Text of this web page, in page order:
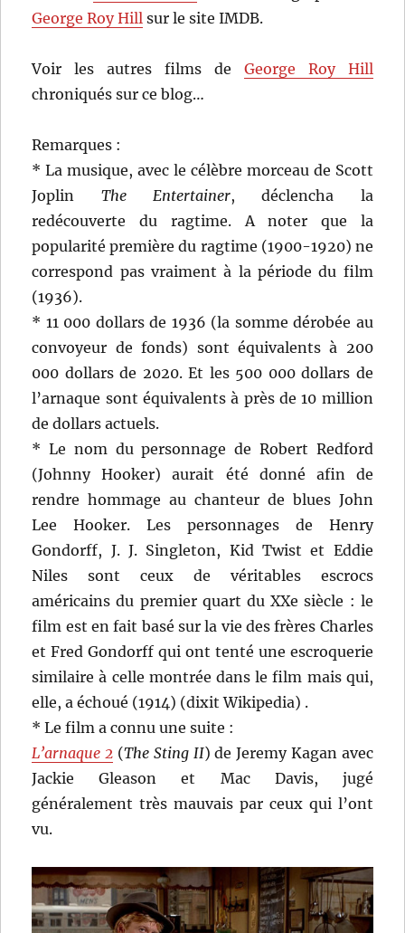
George Roy Hill sur le site IMDB.
Voir les autres films de George Roy Hill
chroniqués sur ce blog…
Remarques :
* La musique, avec le célèbre morceau de Scott
Joplin The Entertainer, déclencha la
redécouverte du ragtime. A noter que la
popularité première du ragtime (1900-1920) ne
correspond pas vraiment à la période du film
(1936).
* 11 000 dollars de 1936 (la somme dérobée au
convoyeur de fonds) sont équivalents à 200
000 dollars de 2020. Et les 500 000 dollars de
l’arnaque sont équivalents à près de 10 million
de dollars actuels.
* Le nom du personnage de Robert Redford
(Johnny Hooker) aurait été donné afin de
rendre hommage au chanteur de blues John
Lee Hooker. Les personnages de Henry
Gondorff, J. J. Singleton, Kid Twist et Eddie
Niles sont ceux de véritables escrocs
américains du premier quart du XXe siècle : le
film est en fait basé sur la vie des frères Charles
et Fred Gondorff qui ont tenté une escroquerie
similaire à celle montrée dans le film mais qui,
elle, a échoué (1914) (dixit Wikipedia) .
* Le film a connu une suite :
L’arnaque 2 (The Sting II) de Jeremy Kagan avec
Jackie Gleason et Mac Davis, jugé
généralement très mauvais par ceux qui l’ont
vu.